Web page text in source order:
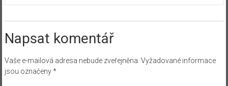
Napsat komentář
Vaše e-mailová adresa nebude zveřejněna. Vyžadované informace
jsou označeny*